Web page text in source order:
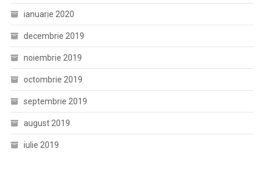
ianuarie 2020
decembrie 2019
noiembrie 2019
octombrie 2019
septembrie 2019
august 2019
iulie 2019